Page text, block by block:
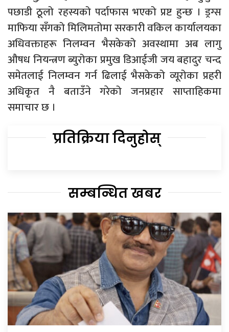
पछाडी ठूलो रहस्यको पर्दाफास भएको प्रष्ट हुन्छ । ड्रग्स
माफिया सँगको मिलिमतोमा सरकारी वकिल कार्यालयका
अधिवक्ताहरू निलम्वन भैसकेको अवस्थामा अब लागु
औषध नियन्त्रण ब्युरोका प्रमुख डिआईजी जय बहादुर चन्द
समेतलाई निलम्वन गर्न ढिलाई भैसकेको व्यूरोका प्रहरी
अधिकृत नै बताउँने गरेको जनप्रहार साप्ताहिकमा
समाचार छ ।
प्रतिक्रिया दिनुहोस्
सम्बन्धित खबर